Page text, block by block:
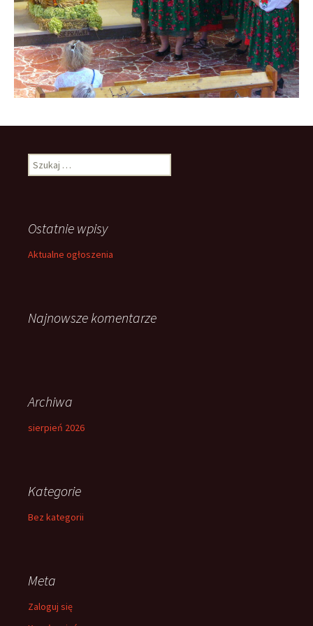
Szukaj:
Ostatnie wpisy
Aktualne ogłoszenia
Najnowsze komentarze
Archiwa
sierpień 2026
Kategorie
Bez kategorii
Meta
Zaloguj się